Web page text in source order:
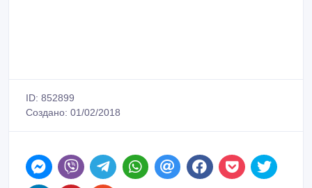
ID: 852899
Создано: 01/02/2018